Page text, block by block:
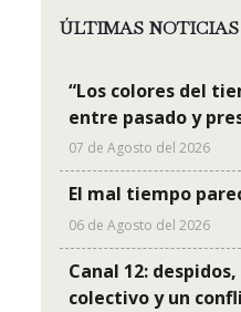
ÚLTIMAS NOTICIAS
“Los colores del
entre pasado y
07 de Agosto del 2026
El mal tiempo
06 de Agosto del 2026
Canal 12:
colectivo y un